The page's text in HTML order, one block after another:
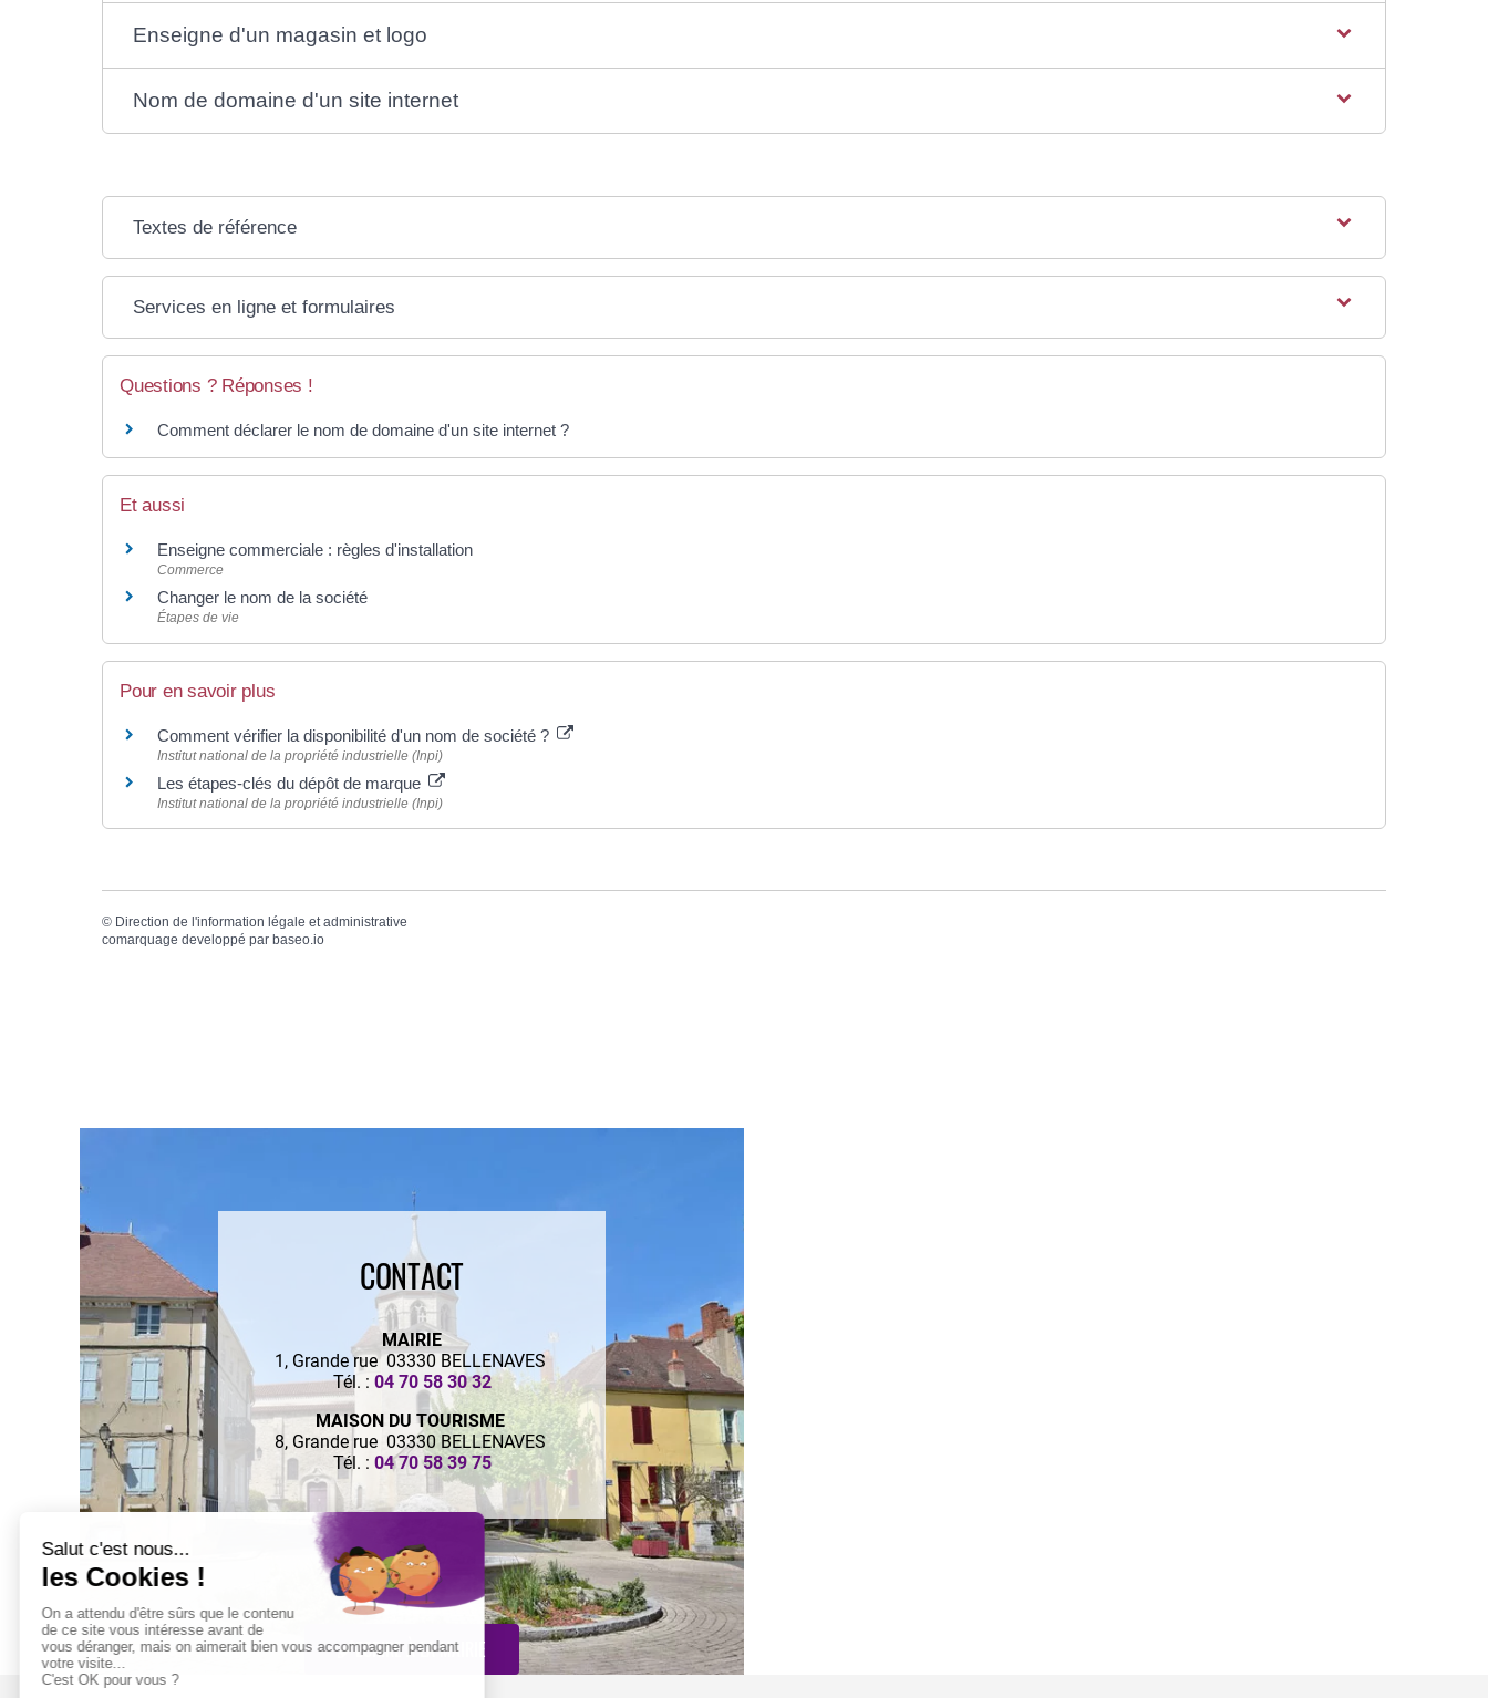
Enseigne d'un magasin et logo
Nom de domaine d'un site internet
Textes de référence
Services en ligne et formulaires
Questions ? Réponses !
Comment déclarer le nom de domaine d'un site internet ?
Et aussi
Enseigne commerciale : règles d'installation
Commerce
Changer le nom de la société
Étapes de vie
Pour en savoir plus
Comment vérifier la disponibilité d'un nom de société ?
Institut national de la propriété industrielle (Inpi)
Les étapes-clés du dépôt de marque
Institut national de la propriété industrielle (Inpi)
© Direction de l'information légale et administrative
comarquage developpé par baseo.io
CONTACT
MAIRIE
1, Grande rue 03330 BELLENAVES
Tél. : 04 70 58 30 32
MAISON DU TOURISME
8, Grande rue 03330 BELLENAVES
Tél. : 04 70 58 39 75
ECRIRE À LA MAIRIE